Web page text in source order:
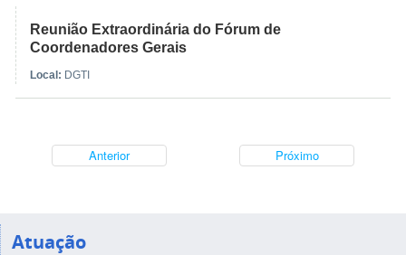
Reunião Extraordinária do Fórum de
Coordenadores Gerais
Local: DGTI
Anterior Próximo
Atuação